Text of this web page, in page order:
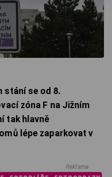
stání se od 8.
zóna F na Jižním
tak hlavně
lépe zaparkovat v
Reklama